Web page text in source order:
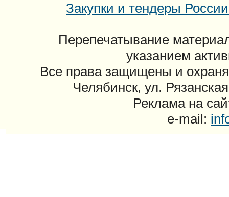
Закупки и тендеры
Перепечатывание
указанием
Все права защищены и
Челябинск, ул.
Реклама на
e-mail: